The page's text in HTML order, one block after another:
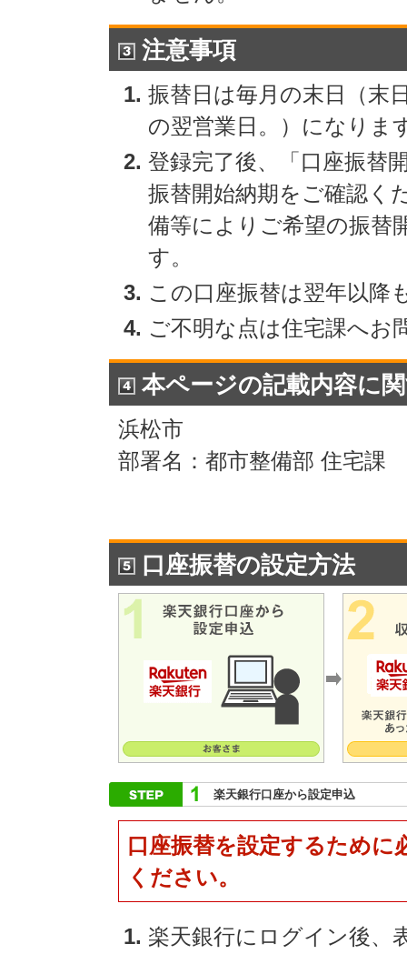
注意事項
振替日は毎月の末日（末
の翌営業日。）になりま
登録完了後、「口座振替
振替開始納期をご確認く
備等によりご希望の振替
す。
この口座振替は翌年以降
ご不明な点は住宅課へお
本ページの記載内容に
浜松市
部署名：都市整備部 住宅課
口座振替の設定方法
楽天銀行口座から設定申込
口座振替を設定するために
ください。
楽天銀行にログイン後、